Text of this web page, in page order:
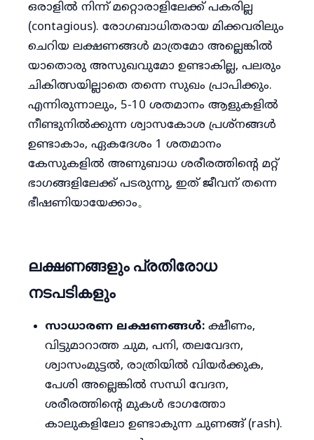
ഒരാളിൽ നിന്ന് മറ്റൊരാളിലേക്ക് പകരില്ല
(contagious). രോഗബാധിതരായ മിക്കവരിലും
ചെറിയ ലക്ഷണങ്ങൾ മാത്രമോ അല്ലെങ്കിൽ
യാതൊരു അസുഖവുമോ ഉണ്ടാകില്ല, പലരും
ചികിത്സയില്ലാതെ തന്നെ സുഖം പ്രാപിക്കും.
എന്നിരുന്നാലും, 5-10 ശതമാനം ആളുകളിൽ
നീണ്ടുനിൽക്കുന്ന ശ്വാസകോശ പ്രശ്നങ്ങൾ
ഉണ്ടാകാം, ഏകദേശം 1 ശതമാനം
കേസുകളിൽ അണുബാധ ശരീരത്തിൻ്റെ മറ്റ്
ഭാഗങ്ങളിലേക്ക് പടരുന്നു, ഇത് ജീവന് തന്നെ
ഭീഷണിയായേക്കാം。
ലക്ഷണങ്ങളും പ്രതിരോധ
നടപടികളും
സാധാരണ ലക്ഷണങ്ങൾ: ക്ഷീണം,
വിട്ടുമാറാത്ത ചുമ, പനി, തലവേദന,
ശ്വാസംമുട്ടൽ, രാത്രിയിൽ വിയർക്കുക,
പേശി അല്ലെങ്കിൽ സന്ധി വേദന,
ശരീരത്തിൻ്റെ മുകൾ ഭാഗത്തോ
കാലുകളിലോ ഉണ്ടാകുന്ന ചുണങ്ങ് (rash).